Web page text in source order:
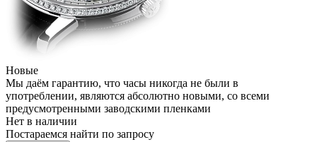
Новые
Мы даём гарантию, что часы никогда не были в
употреблении, являются абсолютно новыми, со всеми
предусмотренными заводскими пленками
Нет в наличии
Постараемся найти по запросу